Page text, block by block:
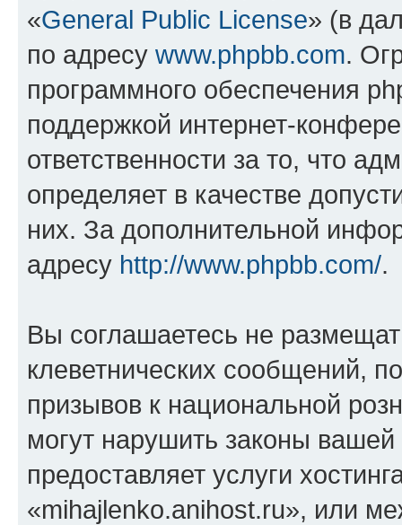
«General Public License» (в
по адресу www.phpbb.com.
программного обеспечения
поддержкой интернет-
ответственности за то, что
определяет в качестве
них. За дополнительной
адресу http://www.phpbb.com/.
Вы соглашаетесь не
клеветнических сообщений,
призывов к национальной
могут нарушить законы
предоставляет услуги
«mihajlenko.anihost.ru», или